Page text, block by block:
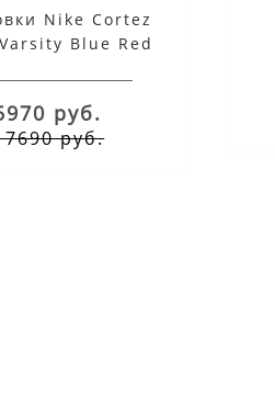
Nike Cortez
Blue Red
руб.
руб.